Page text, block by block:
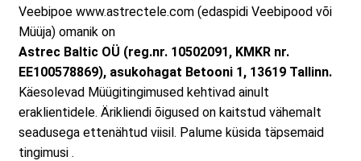
Küsi pakkumist
Minu konto
Müügitingimused
Veebipoe www.astrectele.com (edaspidi Veebipood või
Müüja) omanik on
Astrec Baltic OÜ (reg.nr. 10502091, KMKR nr.
EE100578869), asukohagat Betooni 1, 13619 Tallinn.
Käesolevad Müügitingimused kehtivad ainult
eraklientidele. Ärikliendi õigused on kaitstud vähemalt
seadusega ettenähtud viisil. Palume küsida täpsemaid
tingimusi .